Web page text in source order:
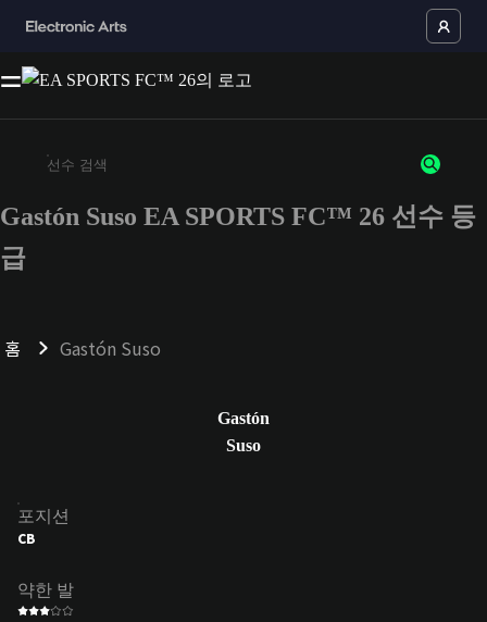
최소 3자 이상의 문자 또는 숫자를 입력하세요
Gastón Suso EA SPORTS FC™ 26 선수 등
급
홈 Gastón Suso
Gastón
Suso
포지션
CB
약한 발